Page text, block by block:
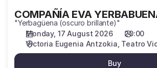
COMPAÑÍA EVA
"Yerbagüena (oscuro brillante)"
Monday, 17 August 2026
20:00
Victoria Eugenia Antzokia Teatro
Buy